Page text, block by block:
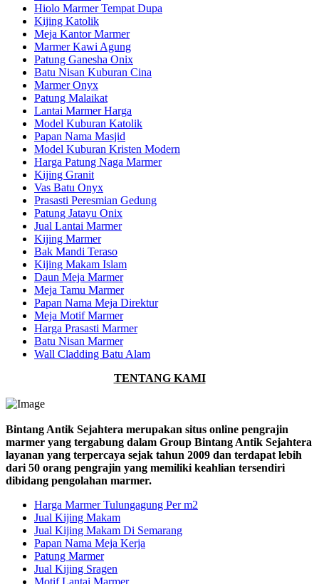
Hiolo Marmer Tempat Dupa
Kijing Katolik
Meja Kantor Marmer
Marmer Kawi Agung
Patung Ganesha Onix
Batu Nisan Kuburan Cina
Marmer Onyx
Patung Malaikat
Lantai Marmer Harga
Model Kuburan Katolik
Papan Nama Masjid
Model Kuburan Kristen Modern
Harga Patung Naga Marmer
Kijing Granit
Vas Batu Onyx
Prasasti Peresmian Gedung
Patung Jatayu Onix
Jual Lantai Marmer
Kijing Marmer
Bak Mandi Teraso
Kijing Makam Islam
Daun Meja Marmer
Meja Tamu Marmer
Papan Nama Meja Direktur
Meja Motif Marmer
Harga Prasasti Marmer
Batu Nisan Marmer
Wall Cladding Batu Alam
TENTANG KAMI
Bintang Antik Sejahtera merupakan situs online pengrajin
marmer yang tergabung dalam Group Bintang Antik Sejahtera
layanan yang terpercaya sejak tahun 2009 dan terdapat lebih
dari 50 orang pengrajin yang memiliki keahlian tersendiri
dibidang pengolahan marmer.
Harga Marmer Tulungagung Per m2
Jual Kijing Makam
Jual Kijing Makam Di Semarang
Papan Nama Meja Kerja
Patung Marmer
Jual Kijing Sragen
Motif Lantai Marmer